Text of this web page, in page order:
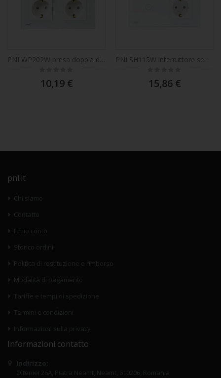
10,19 € 15,86 €
pni.it
Chi siamo
Contatto
Il mio conto
Storico ordini
Politica di restituzione e rimborso
Modalità di pagamento
Tariffe e tempi di spedizione
Termini e condizioni
Informazioni sulla privacy
Informazioni contatto
Indirizzo:
Olteniei 26A, Piatra Neamt, Neamt, 610206, Romania